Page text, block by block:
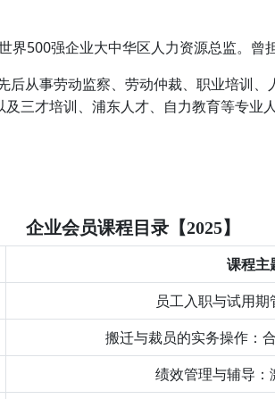
界500强企业大中华区人力资源总监。曾
后从事劳动监察、劳动仲裁、职业培训
三才培训、浦东人才、自力教育等专
企业会员课程目录【2025】
课程主
员工入职与试用
搬迁与裁员的实务操作：
绩效管理与辅导：